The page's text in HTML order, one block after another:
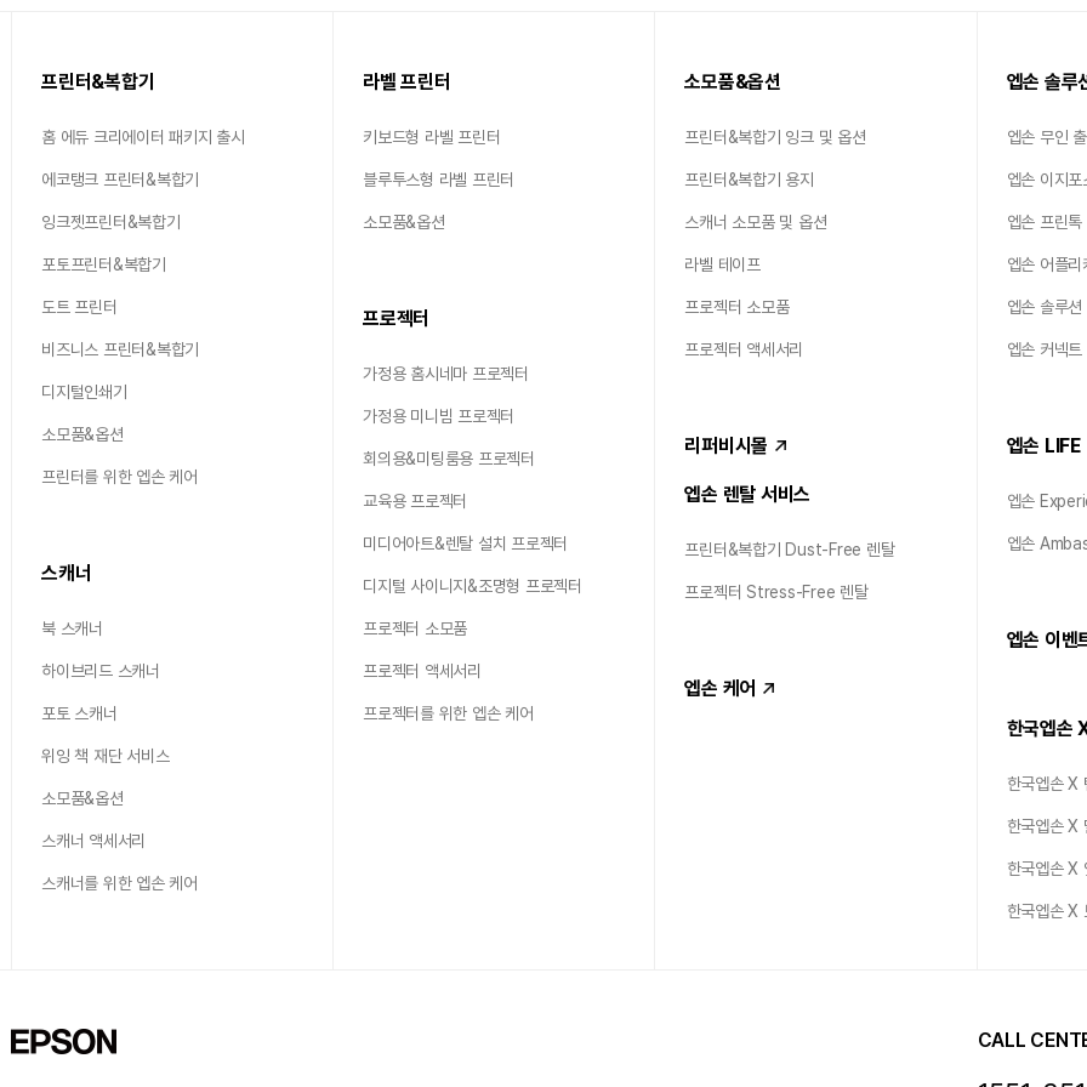
프린터&복합기
홈 에듀 크리에이터 패키지 출시
에코탱크 프린터&복합기
잉크젯프린터&복합기
포토프린터&복합기
도트 프린터
비즈니스 프린터&복합기
디지털인쇄기
소모품&옵션
프린터를 위한 엡손 케어
스캐너
북 스캐너
하이브리드 스캐너
포토 스캐너
위잉 책 재단 서비스
소모품&옵션
스캐너 액세서리
스캐너를 위한 엡손 케어
라벨 프린터
키보드형 라벨 프린터
블루투스형 라벨 프린터
소모품&옵션
프로젝터
가정용 홈시네마 프로젝터
가정용 미니빔 프로젝터
회의용&미팅룸용 프로젝터
교육용 프로젝터
미디어아트&렌탈 설치 프로젝터
디지털 사이니지&조명형 프로젝터
프로젝터 소모품
프로젝터 액세서리
프로젝터를 위한 엡손 케어
소모품&옵션
프린터&복합기 잉크 및 옵션
프린터&복합기 용지
스캐너 소모품 및 옵션
라벨 테이프
프로젝터 소모품
프로젝터 액세서리
리퍼비시몰
엡손 렌탈 서비스
프린터&복합기 Dust-Free 렌탈
프로젝터 Stress-Free 렌탈
엡손 케어
엡손 솔루
엡손 무인
엡손 이지포
엡손 프린톡
엡손 어플리
엡손 솔루션
엡손 커넥트
엡손 LIFE
엡손
엡손
엡손 이벤
한국엡손
한국엡손 X
한국엡손 X
한국엡손 X
한국엡손 X
CALL